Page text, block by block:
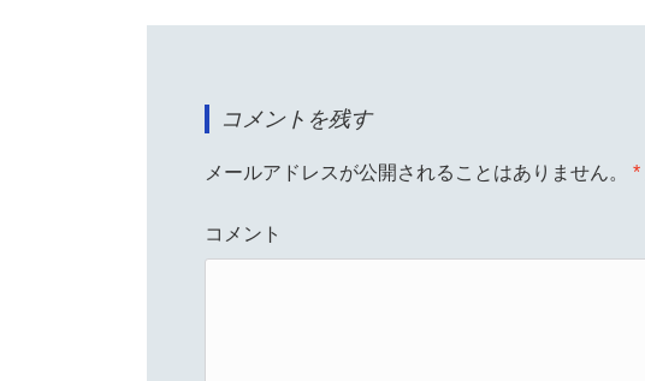
コメントを残す
メールアドレスが公開されることはありません。 *
コメント